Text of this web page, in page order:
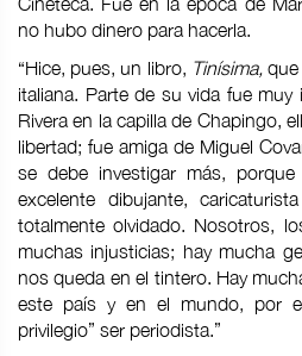
no hubo dinero para hacerla.
“Hice, pues, un libro, Tinísima, que
italiana. Parte de su vida fue
Rivera en la capilla de Chapingo,
libertad; fue amiga de Miguel
se debe investigar más,
excelente dibujante,
totalmente olvidado. Nosotros,
muchas injusticias; hay mucha
nos queda en el tintero. Hay
este país y en el mundo, por
privilegio” ser periodista.”